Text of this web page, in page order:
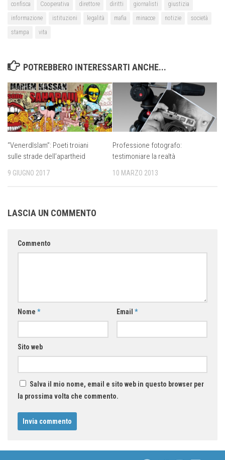
confisca
Cooperativa direttore diritti giornalisti
giustizia
informazione
istituzioni legalità mafia minacce notizie
società
stampa
vita
POTREBBERO INTERESSARTI ANCHE...
“VenerdIslam”: Poeti troiani
sulle strade dell’apartheid
9 GIUGNO 2017
Professione fotografo:
testimoniare la realtà
10 MARZO 2013
LASCIA UN COMMENTO
Commento
Nome * Email *
Sito web
Salva il mio nome, email e sito web in questo browser per
la prossima volta che commento.